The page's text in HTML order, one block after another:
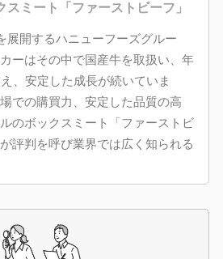
スミート「ファーストビーフ」
展開するハニューフーズグルー
ーはその中で国産牛を取扱い、年
、安定した成長が続いていま
での購買力、安定した品質の高
のボックスミート「ファーストビ
評判を呼び業界では広く知られる